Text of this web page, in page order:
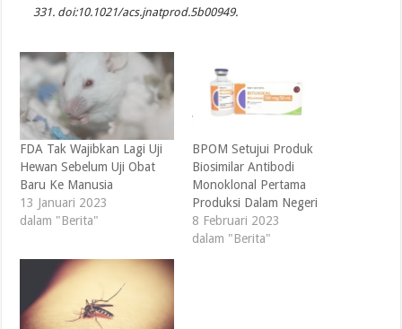
331. doi:10.1021/acs.jnatprod.5b00949.
FDA Tak Wajibkan Lagi Uji
Hewan Sebelum Uji Obat
Baru Ke Manusia
13 Januari 2023
dalam "Berita"
BPOM Setujui Produk
Biosimilar Antibodi
Monoklonal Pertama
Produksi Dalam Negeri
8 Februari 2023
dalam "Berita"